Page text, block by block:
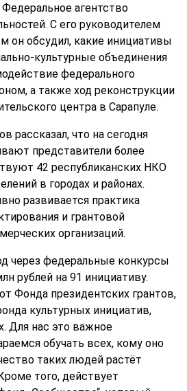
агентство
С его руководителем
он обсудил, какие инициативы
культурные объединения
федерального
а также ход реконструкции
центра в Сарапуле.
рассказал, что на сегодня
представители более
42 республиканских НКО
в городах и районах.
развивается практика
и грантовой
организаций.
через федеральные конкурсы
рублей на 91 инициативу.
Фонда президентских грантов,
культурных инициатив,
Для нас это важное
обучать всех, кому оно
таких людей растёт
того, действует